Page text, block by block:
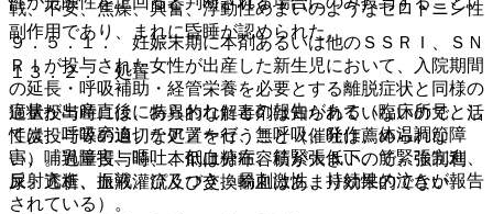
戦、不安、焦燥、興奮、浮動性めまいのようなセロトニン性
副作用であり、まれに昏睡が認められた。
１３．２． 処置
過量投与時には、特異的な解毒剤は知られていないので、活
性炭投与等の適切な処置を行うこと（催吐は薦められな
い）。過量投与時、本剤は分布容積が大きいので、強制利
尿、透析、血液灌流及び交換輸血はあまり効果的でない。
９．５．１． 妊娠末期に本剤あるいは他のＳＳＲＩ、ＳＮ
ＲＩが投与された女性が出産した新生児において、入院期間
の延長・呼吸補助・経管栄養を必要とする離脱症状と同様の
症状が出産直後にあらわれたとの報告がある（臨床所見とし
ては、呼吸窮迫、チアノーゼ、無呼吸、発作、体温調節障
害、哺乳障害、嘔吐、低血糖症、筋緊張低下、筋緊張亢進、
反射亢進、振戦、ぴくつき、易刺激性、持続性の泣きが報告
されている）。